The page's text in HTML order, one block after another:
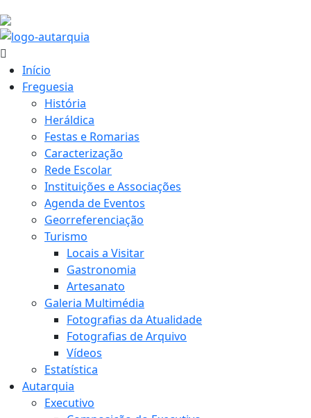
Início
Freguesia
História
Heráldica
Festas e Romarias
Caracterização
Rede Escolar
Instituições e Associações
Agenda de Eventos
Georreferenciação
Turismo
Locais a Visitar
Gastronomia
Artesanato
Galeria Multimédia
Fotografias da Atualidade
Fotografias de Arquivo
Vídeos
Estatística
Autarquia
Executivo